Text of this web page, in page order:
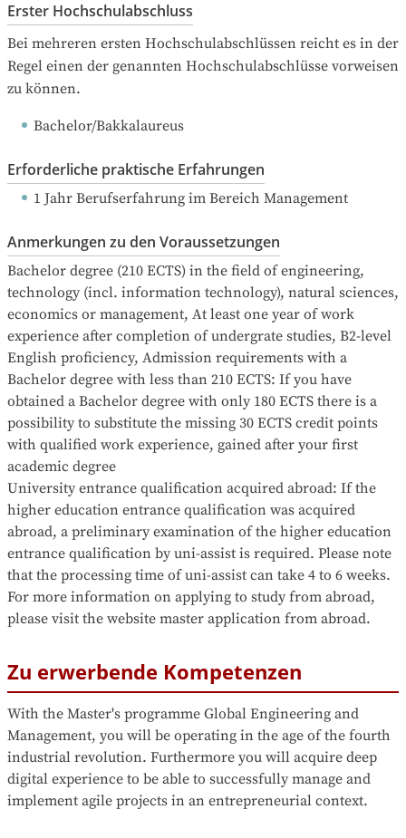
Erster Hochschulabschluss
Bei mehreren ersten Hochschulabschlüssen reicht es in der
Regel einen der genannten Hochschulabschlüsse vorweisen
zu können.
Bachelor/Bakkalaureus
Erforderliche praktische Erfahrungen
1 Jahr Berufserfahrung im Bereich Management
Anmerkungen zu den Voraussetzungen
Bachelor degree (210 ECTS) in the field of engineering,
technology (incl. information technology), natural sciences,
economics or management, At least one year of work
experience after completion of undergrate studies, B2-level
English proficiency, Admission requirements with a
Bachelor degree with less than 210 ECTS: If you have
obtained a Bachelor degree with only 180 ECTS there is a
possibility to substitute the missing 30 ECTS credit points
with qualified work experience, gained after your first
academic degree
University entrance qualification acquired abroad: If the
higher education entrance qualification was acquired
abroad, a preliminary examination of the higher education
entrance qualification by uni-assist is required. Please note
that the processing time of uni-assist can take 4 to 6 weeks.
For more information on applying to study from abroad,
please visit the website master application from abroad.
Zu erwerbende Kompetenzen
With the Master's programme Global Engineering and
Management, you will be operating in the age of the fourth
industrial revolution. Furthermore you will acquire deep
digital experience to be able to successfully manage and
implement agile projects in an entrepreneurial context.